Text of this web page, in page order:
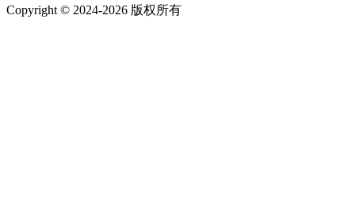
Copyright © 2024-2026 版权所有